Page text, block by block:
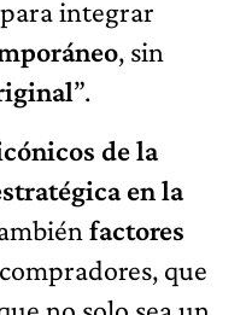
para integrar
, sin
”.
de la
en la
factores
que